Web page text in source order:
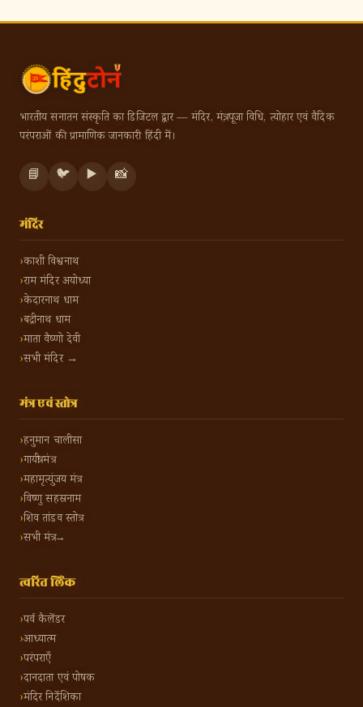
भारतीय सनातन संस्कृति का डिजिटल द्वार — मंदिर, मंत्र, पूजा विधि, त्योहार एवं वैदिक
परंपराओं की प्रामाणिक जानकारी हिंदी में।
📘 🐦 ▶️ 📸
मंदिर
काशी विश्वनाथ
राम मंदिर अयोध्या
केदारनाथ धाम
बद्रीनाथ धाम
माता वैष्णो देवी
सभी मंदिर →
मंत्र एवं स्तोत्र
हनुमान चालीसा
गायत्री मंत्र
महामृत्युंजय मंत्र
विष्णु सहस्रनाम
शिव तांडव स्तोत्र
सभी मंत्र →
त्वरित लिंक
पर्व कैलेंडर
आध्यात्म
परंपराएँ
दानदाता एवं पोषक
मंदिर निर्देशिका